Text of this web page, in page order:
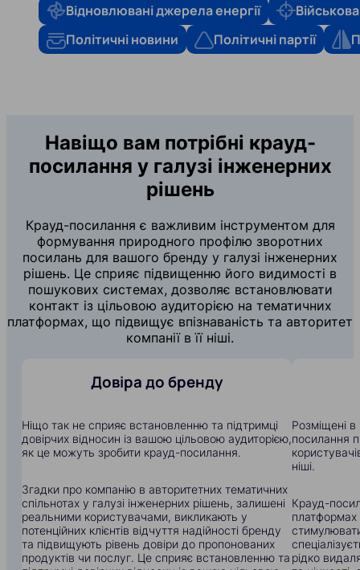
Відновлювані джерела енергії
Політичні новини
Політичні партії
Навіщо вам потрібні крауд-
посилання у галузі інженерних
рішень
Крауд-посилання є важливим інструментом для
формування природного профілю зворотних
посилань для вашого бренду у галузі інженерних
рішень. Це сприяє підвищенню його видимості в
пошукових системах, дозволяє встановлювати
контакт із цільовою аудиторією на тематичних
платформах, що підвищує впізнаваність та авторитет
компанії в її ніші.
Довіра до бренду
Ніщо так не сприяє встановленню та підтримці
довірчих відносин із вашою цільовою аудиторією,
як це можуть зробити крауд-посилання.
Згадки про компанію в авторитетних тематичних
спільнотах у галузі інженерних рішень, залишені
реальними користувачами, викликають у
потенційних клієнтів відчуття надійності бренду
та підвищують рівень довіри до пропонованих
продуктів чи послуг. Це сприяє встановленню та
Розміщені в
посилання
ніші.
Крауд-
рідко